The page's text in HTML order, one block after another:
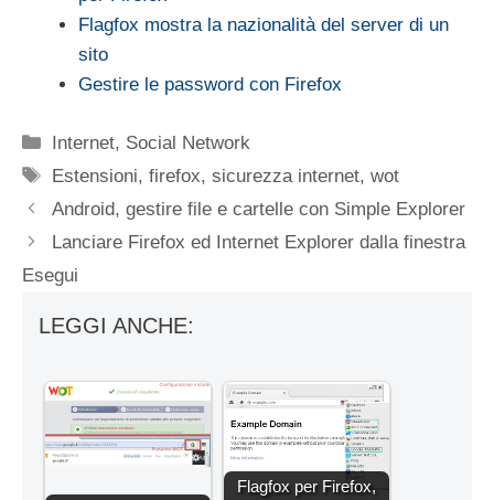
Flagfox mostra la nazionalità del server di un
sito
Gestire le password con Firefox
Categorie
Internet, Social Network
Tag
Estensioni,firefox,sicurezza internet,wot
Android, gestire file e cartelle con Simple Explorer
Lanciare Firefox ed Internet Explorer dalla finestra
Esegui
LEGGI ANCHE:
Flagfox per Firefox,